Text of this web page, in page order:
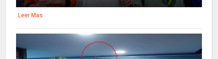
Leer Mas